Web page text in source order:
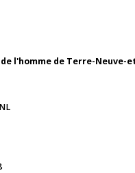
l'homme de Terre-Neuve-